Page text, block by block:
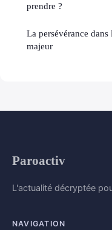
prendre ?
La persévérance
majeur
Paroactiv
L'actualité décryptée
NAVIGATION